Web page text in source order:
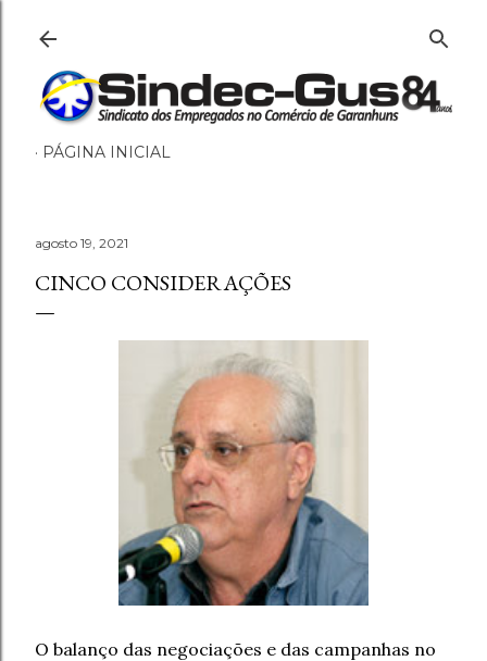
PÁGINA INICIAL
agosto 19, 2021
CINCO CONSIDERAÇÕES
O balanço das negociações e das campanhas no